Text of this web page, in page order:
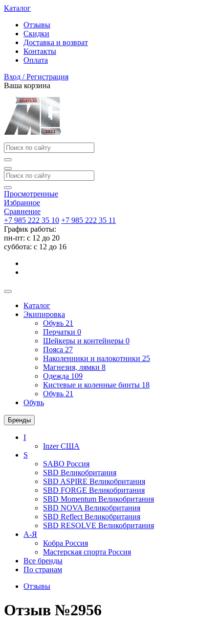
Каталог
Отзывы
Скидки
Доставка и возврат
Контакты
Оплата
Вход / Регистрация
Ваша корзина
Просмотренные
Избранное
Сравнение
+7 985 222 35 10 +7 985 222 35 11
График работы:
пн-пт: с 12 до 20
суббота: c 12 до 16
Каталог
Экипировка
Обувь 21
Перчатки 0
Шейкеры и контейнеры 0
Пояса 27
Наколенники и налокотники 25
Магнезия, лямки 8
Одежда 109
Кистевые и коленные бинты 18
Обувь 21
Обувь
Бренды
I
InzerСША
S
SABO Россия
SBD Великобритания
SBD ASPIRE Великобритания
SBD FORGE Великобритания
SBD Momentum Великобритания
SBD NOVA Великобритания
SBD Reflect Великобритания
SBD RESOLVE Великобритания
А-Я
Кобра Россия
Мастерская спорта Россия
Все бренды
По странам
Отзывы
Отзыв №2956